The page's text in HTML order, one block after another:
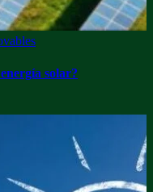
solar?